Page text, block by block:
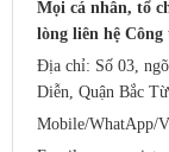
Mọi cá nhân, tổ
lòng liên hệ
Địa chỉ: Số 03,
Diễn, Quận Bắc
Mobile/WhatApp/